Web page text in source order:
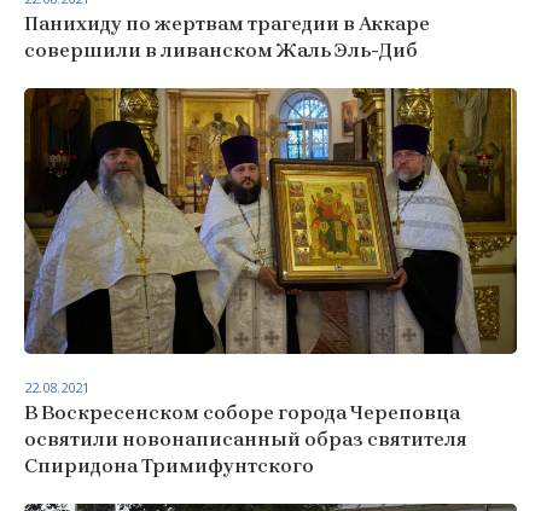
Панихиду по жертвам трагедии в Аккаре
совершили в ливанском Жаль Эль-Диб
В Воскресенском соборе города Череповца
освятили новонаписанный образ святителя
Спиридона Тримифунтского
22.08.2021